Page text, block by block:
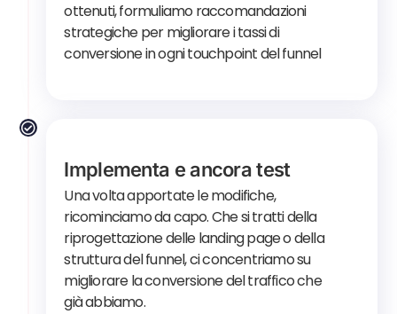
ottenuti, formuliamo raccomandazioni
strategiche per migliorare i tassi di
conversione in ogni touchpoint del funnel
Implementa e ancora test
Una volta apportate le modifiche,
ricominciamo da capo. Che si tratti della
riprogettazione delle landing page o della
struttura del funnel, ci concentriamo su
migliorare la conversione del traffico che
già abbiamo.